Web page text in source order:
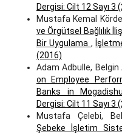
Dergisi: Cilt 12 Sayı 3
Mustafa Kemal
ve Örgütsel Bağlılık
Bir Uygulama ,
(2016)
Adam Adbulle, Belgin
on Employee
Banks in
Dergisi: Cilt 11 Sayı 3
Mustafa Çelebi,
Şebeke İşletim